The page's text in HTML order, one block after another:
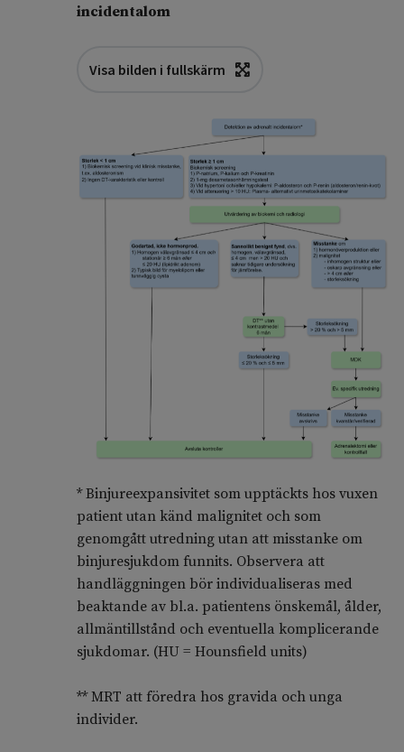
incidentalom
Visa bilden i fullskärm
* Binjureexpansivitet som upptäckts hos vuxen
patient utan känd malignitet och som
genomgått utredning utan att misstanke om
binjuresjukdom funnits. Observera att
handläggningen bör individualiseras med
beaktande av bl.a. patientens önskemål, ålder,
allmäntillstånd och eventuella komplicerande
sjukdomar. (HU = Hounsfield units)
** MRT att föredra hos gravida och unga
individer.